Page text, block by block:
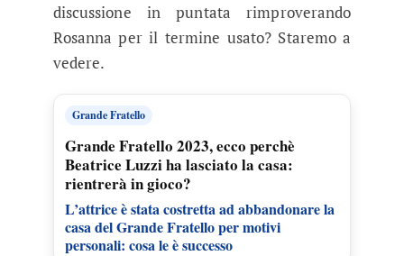
discussione in puntata rimproverando
Rosanna per il termine usato? Staremo a
vedere.
Grande Fratello
Grande Fratello 2023, ecco perchè
Beatrice Luzzi ha lasciato la casa:
rientrerà in gioco?
L’attrice è stata costretta ad abbandonare la
casa del Grande Fratello per motivi
personali: cosa le è successo